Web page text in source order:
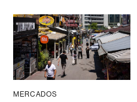
MERCADOS